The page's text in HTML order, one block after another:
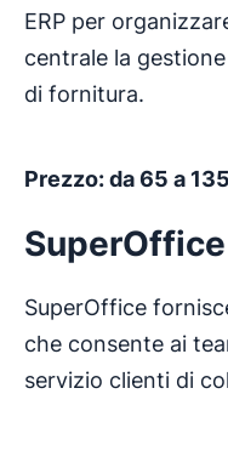
ERP per
centrale la
di fornitura.
Prezzo: da 65 a
SuperOffice
SuperOffice
che consente ai
servizio clienti di